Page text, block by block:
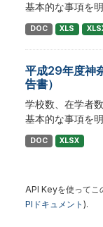
基本的な事項を
DOC XLS
平成29年度神
告書）
学校数、在学者
基本的な事項を
DOC XLSX
API Keyを使ってこ
PIドキュメント ).